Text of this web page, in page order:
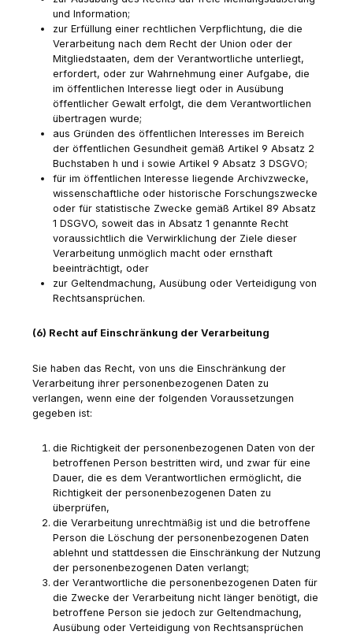
und Information;
zur Erfüllung einer rechtlichen Verpflichtung, die die
Verarbeitung nach dem Recht der Union oder der
Mitgliedstaaten, dem der Verantwortliche unterliegt,
erfordert, oder zur Wahrnehmung einer Aufgabe, die
im öffentlichen Interesse liegt oder in Ausübung
öffentlicher Gewalt erfolgt, die dem Verantwortlichen
übertragen wurde;
aus Gründen des öffentlichen Interesses im Bereich
der öffentlichen Gesundheit gemäß Artikel 9 Absatz 2
Buchstaben h und i sowie Artikel 9 Absatz 3 DSGVO;
für im öffentlichen Interesse liegende Archivzwecke,
wissenschaftliche oder historische Forschungszwecke
oder für statistische Zwecke gemäß Artikel 89 Absatz
1 DSGVO, soweit das in Absatz 1 genannte Recht
voraussichtlich die Verwirklichung der Ziele dieser
Verarbeitung unmöglich macht oder ernsthaft
beeinträchtigt, oder
zur Geltendmachung, Ausübung oder Verteidigung von
Rechtsansprüchen.
(6) Recht auf Einschränkung der Verarbeitung
Sie haben das Recht, von uns die Einschränkung der
Verarbeitung ihrer personenbezogenen Daten zu
verlangen, wenn eine der folgenden Voraussetzungen
gegeben ist:
die Richtigkeit der personenbezogenen Daten von der
betroffenen Person bestritten wird, und zwar für eine
Dauer, die es dem Verantwortlichen ermöglicht, die
Richtigkeit der personenbezogenen Daten zu
überprüfen,
die Verarbeitung unrechtmäßig ist und die betroffene
Person die Löschung der personenbezogenen Daten
ablehnt und stattdessen die Einschränkung der Nutzung
der personenbezogenen Daten verlangt;
der Verantwortliche die personenbezogenen Daten für
die Zwecke der Verarbeitung nicht länger benötigt, die
betroffene Person sie jedoch zur Geltendmachung,
Ausübung oder Verteidigung von Rechtsansprüchen